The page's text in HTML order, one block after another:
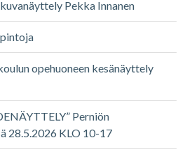
Pekka Innanen
opehuoneen kesänäyttely
Perniön
28.5.2026 KLO 10-17